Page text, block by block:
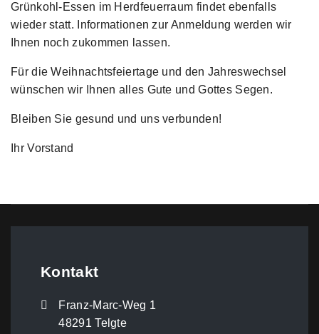
Grünkohl-Essen im Herdfeuerraum findet ebenfalls
wieder statt. Informationen zur Anmeldung werden wir
Ihnen noch zukommen lassen.
Für die Weihnachtsfeiertage und den Jahreswechsel
wünschen wir Ihnen alles Gute und Gottes Segen.
Bleiben Sie gesund und uns verbunden!
Ihr Vorstand
Kontakt
Franz-Marc-Weg 1
48291 Telgte